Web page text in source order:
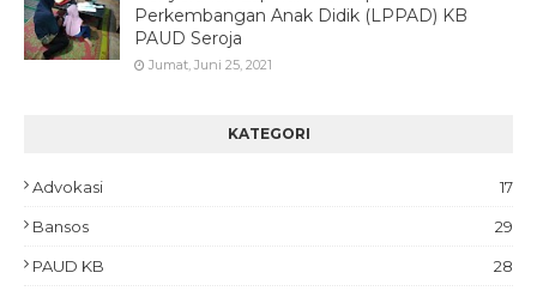
Perkembangan Anak Didik (LPPAD) KB
PAUD Seroja
Jumat, Juni 25, 2021
KATEGORI
Advokasi 17
Bansos 29
PAUD KB 28